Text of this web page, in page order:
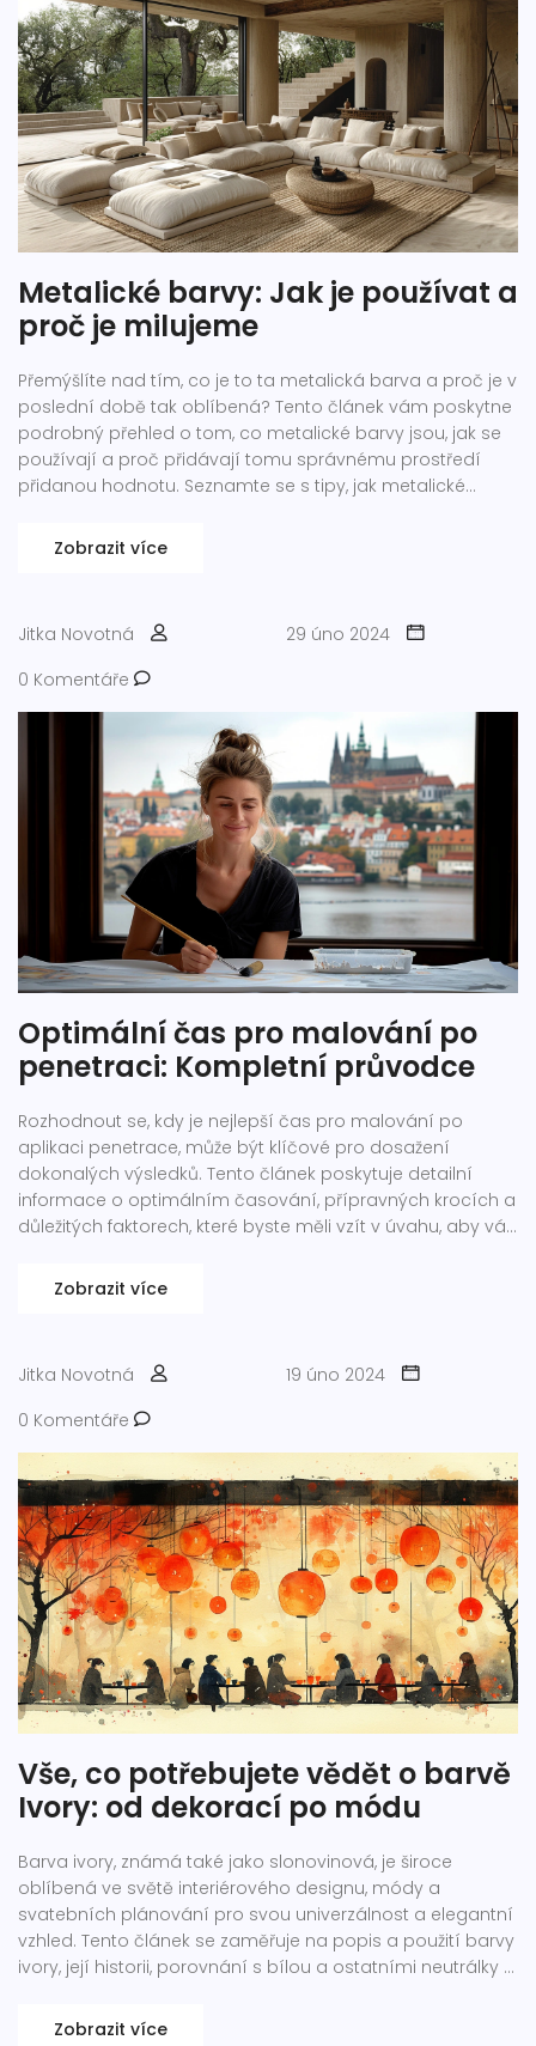
Metalické barvy: Jak je používat a
proč je milujeme
Přemýšlíte nad tím, co je to ta metalická barva a proč je v
poslední době tak oblíbená? Tento článek vám poskytne
podrobný přehled o tom, co metalické barvy jsou, jak se
používají a proč přidávají tomu správnému prostředí
přidanou hodnotu. Seznamte se s tipy, jak metalické
mají na atmosféru místnosti.
Zobrazit více
Jitka Novotná
29 úno 2024
0 Komentáře
Optimální čas pro malování po
penetraci: Kompletní průvodce
Rozhodnout se, kdy je nejlepší čas pro malování po
aplikaci penetrace, může být klíčové pro dosažení
dokonalých výsledků. Tento článek poskytuje detailní
informace o optimálním časování, přípravných krocích a
důležitých faktorech, které byste měli vzít v úvahu, aby váš
od odborníků, jak dosáhnout co nejlepších výsledků.
Zobrazit více
Jitka Novotná
19 úno 2024
0 Komentáře
Vše, co potřebujete vědět o barvě
Ivory: od dekorací po módu
Barva ivory, známá také jako slonovinová, je široce
oblíbená ve světě interiérového designu, módy a
svatebních plánování pro svou univerzálnost a elegantní
vzhled. Tento článek se zaměřuje na popis a použití barvy
ivory, její historii, porovnání s bílou a ostatními neutrálky a
barvu ivory zařadit do vašeho života, ať už ve vašem
Zobrazit více